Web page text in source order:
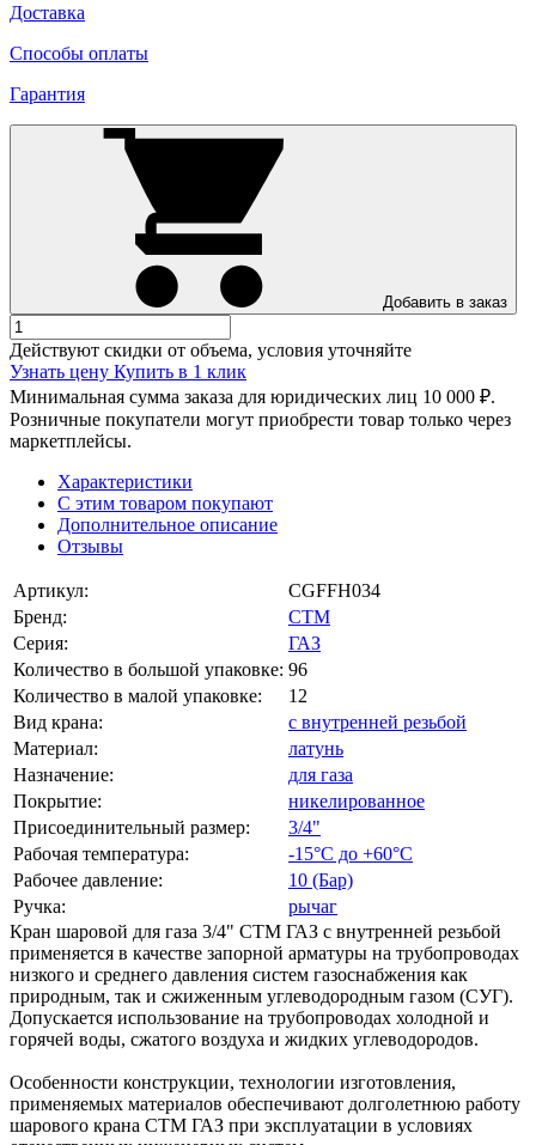
Доставка
Способы оплаты
Гарантия
Добавить в заказ
Действуют скидки от объема, условия уточняйте
Узнать цену Купить в 1 клик
Минимальная сумма заказа для юридических лиц 10 000 ₽.
Розничные покупатели могут приобрести товар только через
маркетплейсы.
Характеристики
С этим товаром покупают
Дополнительное описание
Отзывы
Артикул:
CGFFH034
Бренд:
СТМ
Серия:
ГАЗ
Количество в большой упаковке: 96
Количество в малой упаковке:
12
Вид крана:
с внутренней резьбой
Материал:
латунь
Назначение:
для газа
Покрытие:
никелированное
Присоединительный размер:
3/4"
Рабочая температура:
-15°С до +60°С
Рабочее давление:
10 (Бар)
Ручка:
рычаг
Кран шаровой для газа 3/4" СТМ ГАЗ с внутренней резьбой
применяется в качестве запорной арматуры на трубопроводах
низкого и среднего давления систем газоснабжения как
природным, так и сжиженным углеводородным газом (СУГ).
Допускается использование на трубопроводах холодной и
горячей воды, сжатого воздуха и жидких углеводородов.
Особенности конструкции, технологии изготовления,
применяемых материалов обеспечивают долголетнюю работу
шарового крана СТМ ГАЗ при эксплуатации в условиях